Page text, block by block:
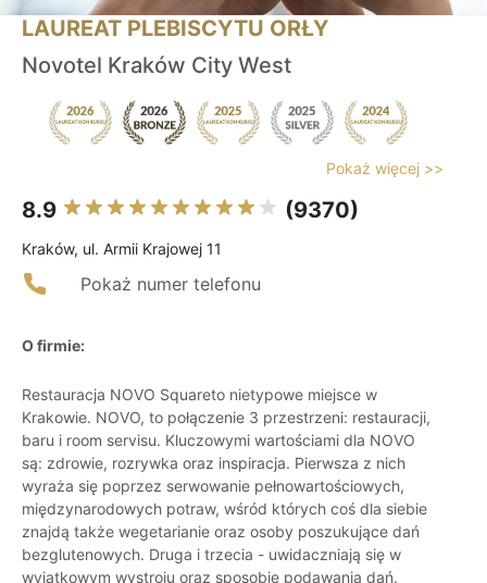
LAUREAT PLEBISCYTU ORŁY
Novotel Kraków City West
Pokaż więcej >>
8.9 (9370)
Kraków, ul. Armii Krajowej 11
Pokaż numer telefonu
O firmie:
Restauracja NOVO Squareto nietypowe miejsce w
Krakowie. NOVO, to połączenie 3 przestrzeni: restauracji,
baru i room servisu. Kluczowymi wartościami dla NOVO
są: zdrowie, rozrywka oraz inspiracja. Pierwsza z nich
wyraża się poprzez serwowanie pełnowartościowych,
międzynarodowych potraw, wśród których coś dla siebie
znajdą także wegetarianie oraz osoby poszukujące dań
bezglutenowych. Druga i trzecia - uwidaczniają się w
wyjątkowym wystroju oraz sposobie podawania dań.